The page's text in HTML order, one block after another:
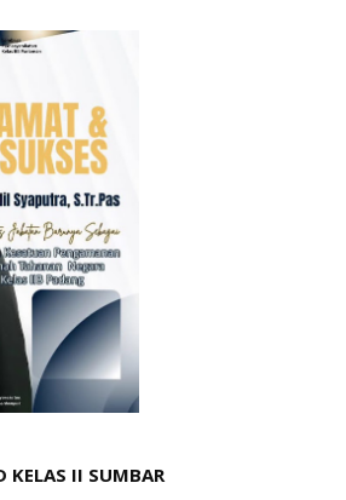
KELAS II SUMBAR